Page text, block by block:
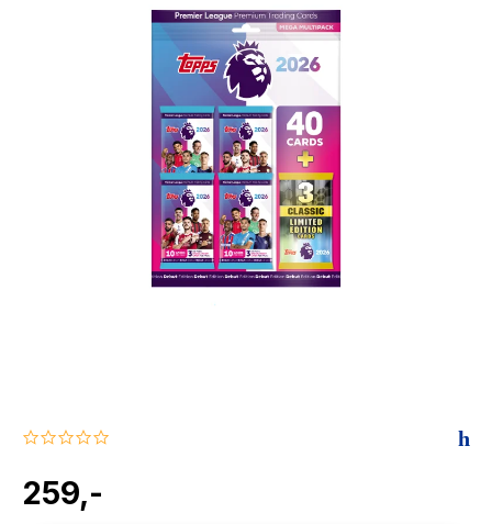
Elizabeth Strout
Hypopressiv trening
The Housemaid
0.0
rating
259,-